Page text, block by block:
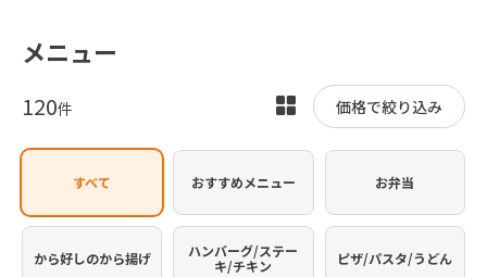
メニュー
120件
表
を
り
替
価格で絞り込み
すべて おすすめメニュー お弁当
から好しのから揚げ
ハンバーグ/ステー
キ/チキン
ピザ/パスタ/うどん